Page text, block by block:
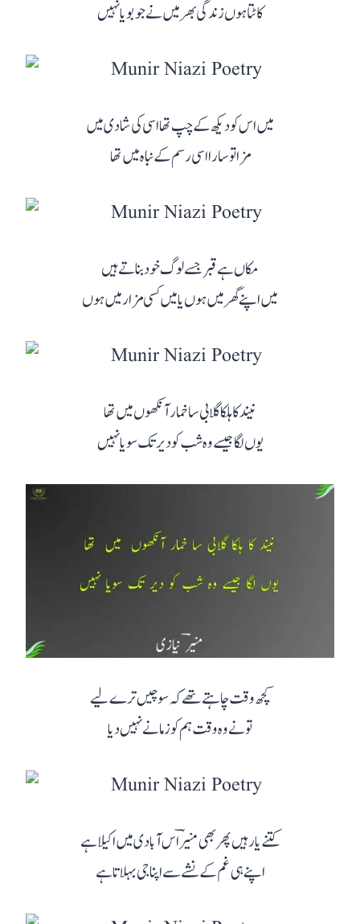
کاٹتا ہوں زندگی بھر میں نے جو بویا نہیں
میں اس کو دیکھ کے چپ تھا اسی کی شادی میں
مزا تو سارا اسی رسم کے نباہ میں تھا
مکاں ہے قبر جسے لوگ خود بناتے ہیں
میں اپنے گھر میں ہوں یا میں کسی مزار میں ہوں
نیند کا ہلکا گلابی سا خمار آنکھوں میں تھا
یوں لگا جیسے وہ شب کو دیر تک سویا نہیں
کچھ وقت چاہتے تھے کہ سوچیں ترے لیے
تو نے وہ وقت ہم کو زمانے نہیں دیا
کتنے یار ہیں پھر بھی منیرؔ اس آبادی میں اکیلا ہے
اپنے ہی غم کے نشے سے اپنا جی بہلاتا ہے